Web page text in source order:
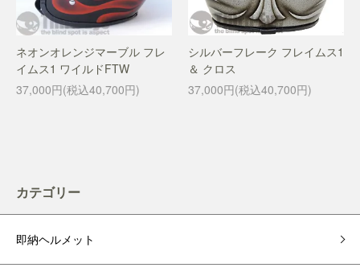
ネオンオレンジマーブル フレ
イムス1 ワイルドFTW
37,000円(税込40,700円)
シルバーフレーク フレイムス1
＆ クロス
37,000円(税込40,700円)
カテゴリー
即納ヘルメット